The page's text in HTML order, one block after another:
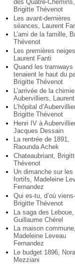
des Quatre-Chemins,
Brigitte Thévenot
Les avant-dernières
séances, Laurent
L’ami de la famille,
Thévenot
Les premières neiges,
Laurent Fanti
Quand les tramways
tenaient le haut du
Brigitte Thévenot
L’arrivée de la
Aubervilliers,
L’hôpital
Brigitte Thévenot
Henri IV à
Jacques Dessain
La rentrée de 1891,
Raounda Achek
Chateaubriant,
Thévenot
Un dimanche sur les
fortifs, Madeleine
Fernandez
Qui es-tu, d’où
Brigitte Thévenot
La saga des Leboue,
Guillaume Chérel
La maison commune,
Madeleine Leveau
Fernandez
Le budget 1896, Nora
Mezziani